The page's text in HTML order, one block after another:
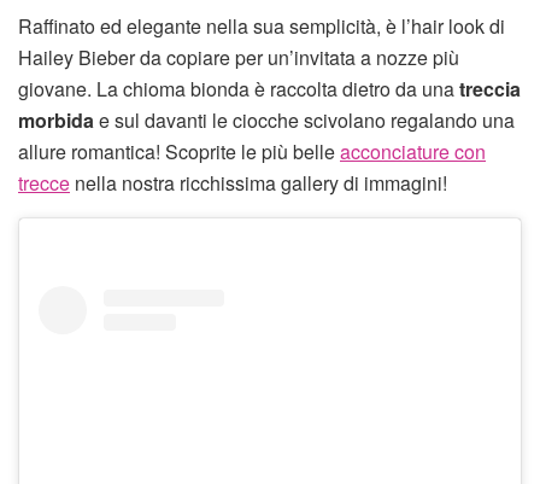
Raffinato ed elegante nella sua semplicità, è l’hair look di
Hailey Bieber da copiare per un’invitata a nozze più
giovane. La chioma bionda è raccolta dietro da unatreccia
morbidae sul davanti le ciocche scivolano regalando una
allure romantica! Scoprite le più belleacconciature con
trecce nella nostra ricchissima gallery di immagini!